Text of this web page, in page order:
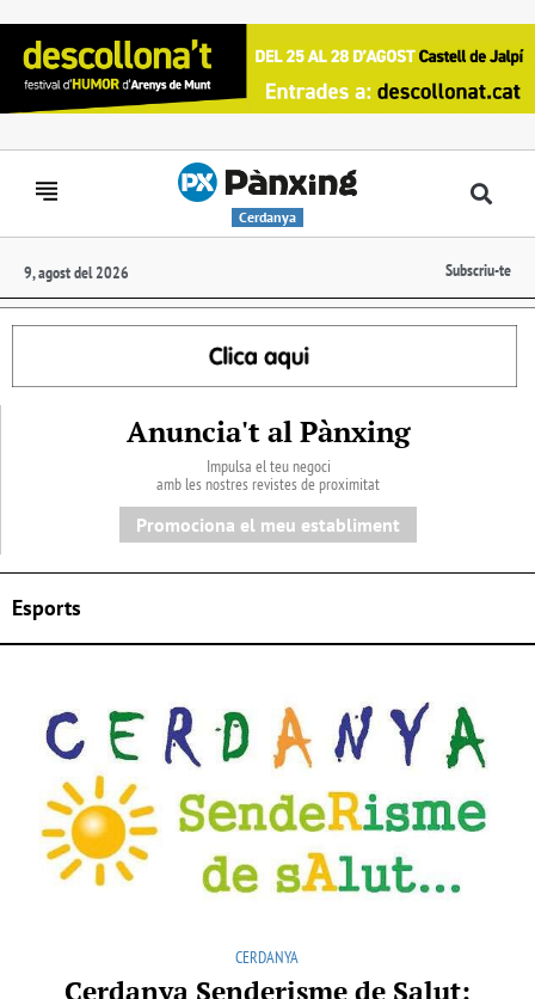
Cerdanya
9, agost del 2026 Subscriu-te
Anuncia't al Pànxing
Impulsa el teu negoci
amb les nostres revistes de proximitat
Promociona el meu establiment
Esports
CERDANYA
Cerdanya Senderisme de Salut: